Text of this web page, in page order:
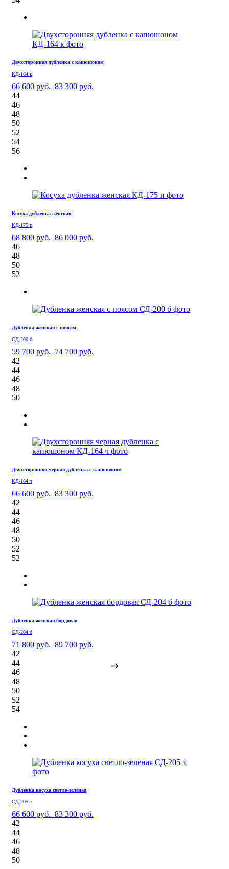
Двухсторонняя дубленка с капюшоном
КД-164 к
66 600 руб. 83 300 руб.
44
46
48
50
52
54
56
Косуха дубленка женская
КД-175 п
68 800 руб. 86 000 руб.
46
48
50
52
Дубленка женская с поясом
СД-200 б
59 700 руб. 74 700 руб.
42
44
46
48
50
Двухсторонняя черная дубленка с капюшоном
КД-164 ч
66 600 руб. 83 300 руб.
42
44
46
48
50
52
52
Дубленка женская бордовая
СД-204 б
71 800 руб. 89 700 руб.
42
44
46
48
50
52
54
Дубленка косуха светло-зеленая
СД-205 з
66 600 руб. 83 300 руб.
42
44
46
48
50